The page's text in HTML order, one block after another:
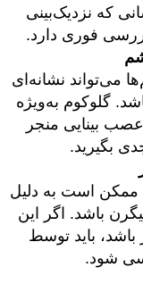
که نزدیک‌بینی
فوری دارد.
می‌تواند نشانه‌ای
گلوکوم به‌ویژه
بینایی منجر
بگیرید.
ممکن است به دلیل
باشد. اگر این
باشد، باید توسط
شود.